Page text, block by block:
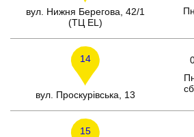
вул. Нижня Берегова, 42/1
(ТЦ EL)
14
вул. Проскурівська, 13
15